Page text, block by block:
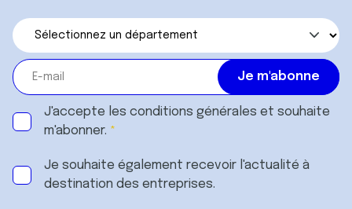
J'accepte les conditions générales et souhaite
m'abonner.
Je souhaite également recevoir l'actualité à
destination des entreprises.